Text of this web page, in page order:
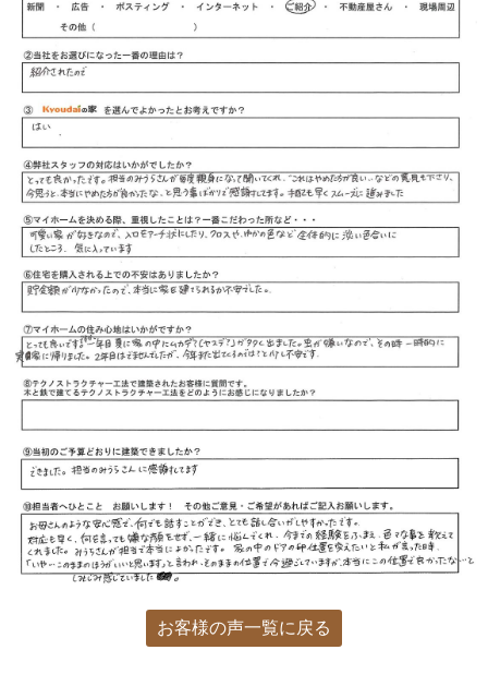
お客様の声一覧に戻る